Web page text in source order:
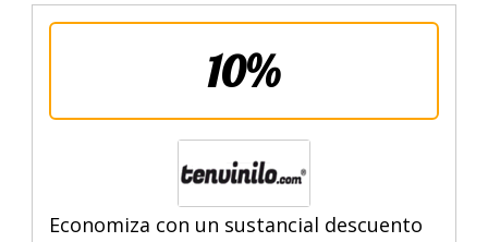
10%
Economiza con un sustancial descuento